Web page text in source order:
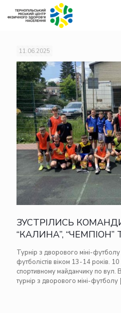
11.06.2025
ЗУСТРІЛИСЬ
“КАЛИНА”, “ЧЕМПІОН”
Турнір з дворового міні-
футболістів віком 13-14 років.
спортивному майданчику по вул.
турнір з дворового міні-футболу